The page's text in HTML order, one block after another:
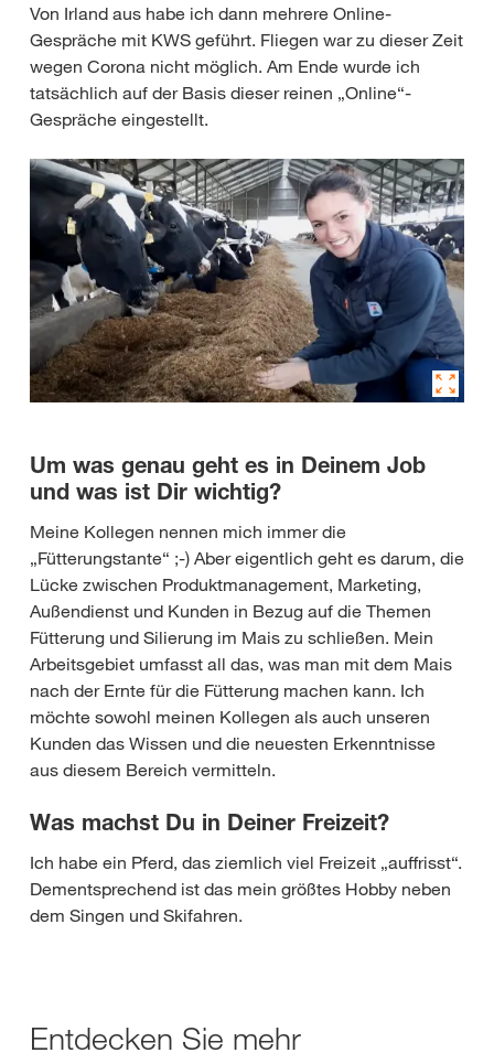
Von Irland aus habe ich dann mehrere Online-
Gespräche mit KWS geführt. Fliegen war zu dieser Zeit
wegen Corona nicht möglich. Am Ende wurde ich
tatsächlich auf der Basis dieser reinen „Online“-
Gespräche eingestellt.
Um was genau geht es in Deinem Job
und was ist Dir wichtig?
Meine Kollegen nennen mich immer die
„Fütterungstante“ ;-) Aber eigentlich geht es darum, die
Lücke zwischen Produktmanagement, Marketing,
Außendienst und Kunden in Bezug auf die Themen
Fütterung und Silierung im Mais zu schließen. Mein
Arbeitsgebiet umfasst all das, was man mit dem Mais
nach der Ernte für die Fütterung machen kann. Ich
möchte sowohl meinen Kollegen als auch unseren
Kunden das Wissen und die neuesten Erkenntnisse
aus diesem Bereich vermitteln.
Was machst Du in Deiner Freizeit?
Ich habe ein Pferd, das ziemlich viel Freizeit „auffrisst“.
Dementsprechend ist das mein größtes Hobby neben
dem Singen und Skifahren.
Entdecken Sie mehr